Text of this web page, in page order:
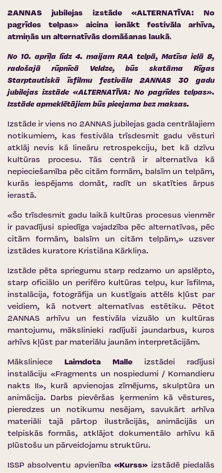
2ANNAS jubilejas izstāde «ALTERNATĪVA: No
pagrīdes telpas» aicina ienākt festivāla arhīva,
atmiņās un alternatīvās domāšanas laukā.
No 10. aprīļa līdz 4. maijam RAA telpā, Matīsa ielā 8,
radošajā rūpnīcā Veldze, būs skatāma Rīgas
Starptautiskā īsfilmu festivāla 2ANNAS 30 gadu
jubilejas izstāde «ALTERNATĪVA: No pagrīdes telpas».
Izstāde apmeklētājiem būs pieejama bez maksas.
Izstāde ir viens no 2ANNAS jubilejas gada centrālajiem
notikumiem, kas festivāla trīsdesmit gadu vēsturi
atklāj nevis kā lineāru retrospekciju, bet kā dzīvu
kultūras procesu. Tās centrā ir alternatīva kā
nepieciešamība pēc citām formām, balsīm un telpām,
kurās iespējams domāt, radīt un skatīties ārpus
ierastā.
«Šo trīsdesmit gadu laikā kultūras procesus vienmēr
ir pavadījusi spiedīga vajadzība pēc alternatīvas, pēc
citām formām, balsīm un citām telpām,» uzsver
izstādes kuratore Kristiāna Kārkliņa.
Izstāde pēta spriegumu starp redzamo un apslēpto,
starp oficiālo un perifēro kultūras telpu, kur īsfilma,
instalācija, fotogrāfija un kustīgais attēls kļūst par
veidiem, kā notvert alternatīvas estētiku. Pētot
2ANNAS arhīvu un festivāla vizuālo un kultūras
mantojumu, mākslinieki radījuši jaundarbus, kuros
arhīvs kļūst par materiālu jaunām interpretācijām.
Māksliniece Laimdota Malle izstādei radījusi
instalāciju «Fragments un nospiedumi / Komandieru
nakts II», kurā apvienojas zīmējums, skulptūra un
animācija. Darbs pievēršas ķermenim kā vēstures,
pieredzes un notikumu nesējam, savukārt arhīva
materiāli tajā pārtop ilustrācijās, animācijās un
telpiskās formās, atklājot dokumentālo arhīvu kā
plūstošu un pārveidojamu struktūru.
ISSP absolventu apvienība «Kurss» izstādē piedalās